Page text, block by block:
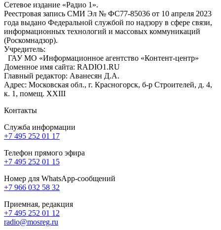
Сетевое издание «Радио 1».
Реестровая запись СМИ Эл № ФС77-85036 от 10 апреля 2023
года выдано Федеральной службой по надзору в сфере связи,
информационных технологий и массовых коммуникаций
(Роскомнадзор).
Учредитель:
ГАУ МО «Информационное агентство «Контент-центр»
Доменное имя сайта: RADIO1.RU
Главный редактор: Аванесян Д.А.
Адрес: Московская обл., г. Красногорск, б-р Строителей, д. 4,
к. 1, помещ. XXIII
Контакты
Служба информации
+7 495 252 01 17
Телефон прямого эфира
+7 495 252 01 15
Номер для WhatsApp-сообщений
+7 966 032 58 32
Приемная, редакция
+7 495 252 01 12
radio@mosreg.ru